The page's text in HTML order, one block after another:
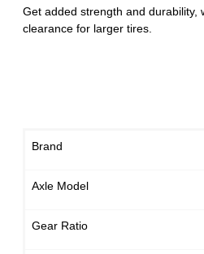
Get added strength and durability,
clearance for larger tires.
Brand
Axle Model
Gear Ratio